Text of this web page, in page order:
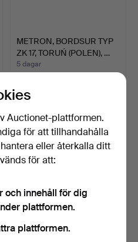
METRON, BORDSUR TYP
ZK 17, TORUŃ (POLEN), …
5 dagar
70 USD
Auctionet-plattformen.
för att tillhandahålla
eller återkalla ditt
för att:
och innehåll för dig
plattformen.
plattformen.